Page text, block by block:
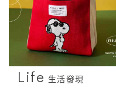
Life 生活發現